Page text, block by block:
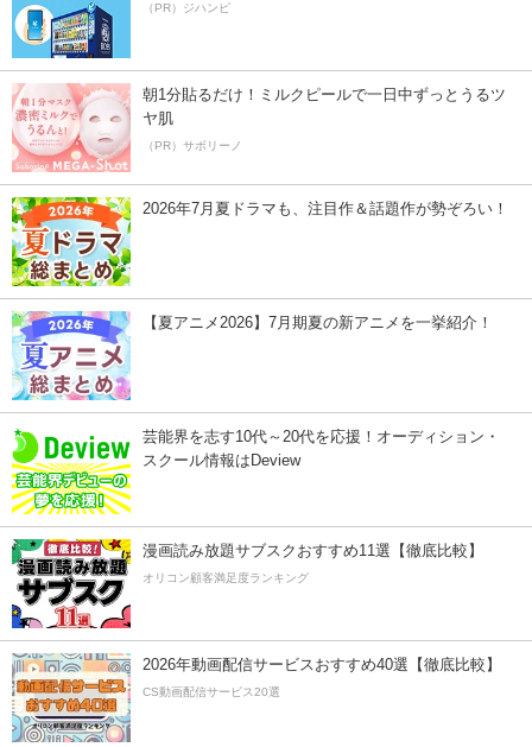
（PR）ジハンピ
朝1分貼るだけ！ミルクピールで一日中ずっとうるツ
ヤ肌
（PR）サボリーノ
2026年7月夏ドラマも、注目作＆話題作が勢ぞろい！
【夏アニメ2026】7月期夏の新アニメを一挙紹介！
芸能界を志す10代～20代を応援！オーディション・
スクール情報はDeview
漫画読み放題サブスクおすすめ11選【徹底比較】
オリコン顧客満足度ランキング
2026年動画配信サービスおすすめ40選【徹底比較】
CS動画配信サービス20選